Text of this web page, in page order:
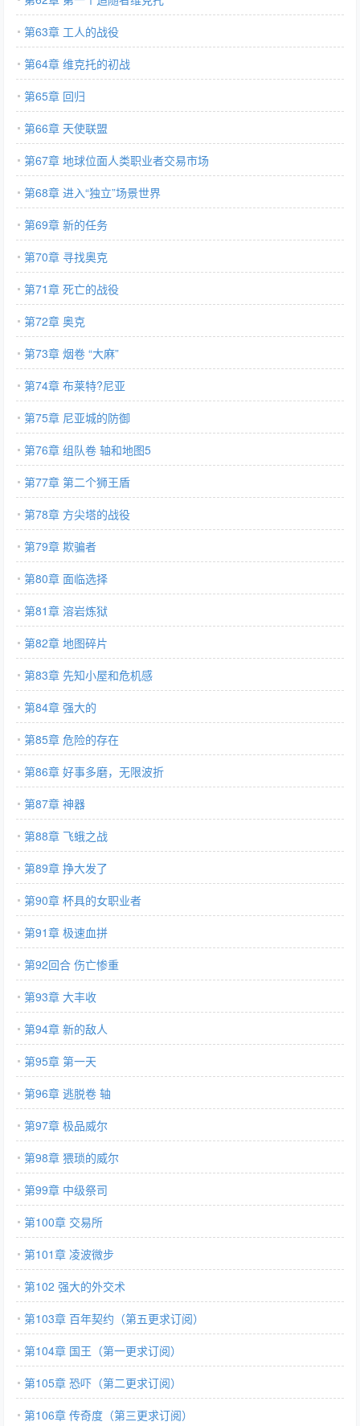
第63章 工人的战役
第64章 维克托的初战
第65章 回归
第66章 天使联盟
第67章 地球位面人类职业者交易市场
第68章 进入“独立”场景世界
第69章 新的任务
第70章 寻找奥克
第71章 死亡的战役
第72章 奥克
第73章 烟卷 “大麻”
第74章 布莱特?尼亚
第75章 尼亚城的防御
第76章 组队卷 轴和地图5
第77章 第二个狮王盾
第78章 方尖塔的战役
第79章 欺骗者
第80章 面临选择
第81章 溶岩炼狱
第82章 地图碎片
第83章 先知小屋和危机感
第84章 强大的
第85章 危险的存在
第86章 好事多磨，无限波折
第87章 神器
第88章 飞蛾之战
第89章 挣大发了
第90章 杯具的女职业者
第91章 极速血拼
第92回合 伤亡惨重
第93章 大丰收
第94章 新的敌人
第95章 第一天
第96章 逃脱卷 轴
第97章 极品威尔
第98章 猥琐的威尔
第99章 中级祭司
第100章 交易所
第101章 凌波微步
第102 强大的外交术
第103章 百年契约（第五更求订阅）
第104章 国王（第一更求订阅）
第105章 恐吓（第二更求订阅）
第106章 传奇度（第三更求订阅）